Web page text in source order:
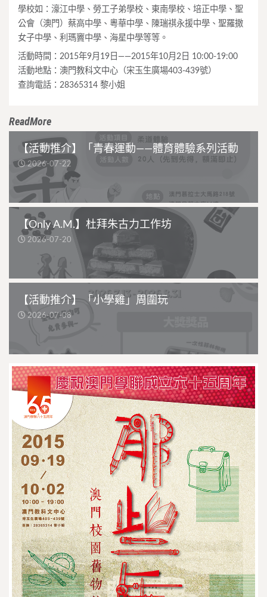
學校如：濠江中學、勞工子弟學校、東南學校、培正中學、聖
公會（澳門）蔡高中學、粵華中學、陳瑞祺永援中學、聖羅撒
女子中學、利瑪竇中學、海星中學等等。
活動時間：2015年9月19日——2015年10月2日 10:00-19:00
活動地點：澳門教科文中心（宋玉生廣場403-439號）
查詢電話：28365314 黎小姐
ReadMore
【活動推介】「青春運動——體育體驗系列活動
2026-07-22
【Only A.M.】杜拜朱古力工作坊
2026-07-20
【活動推介】「小學雞」周圍玩
2026-07-08